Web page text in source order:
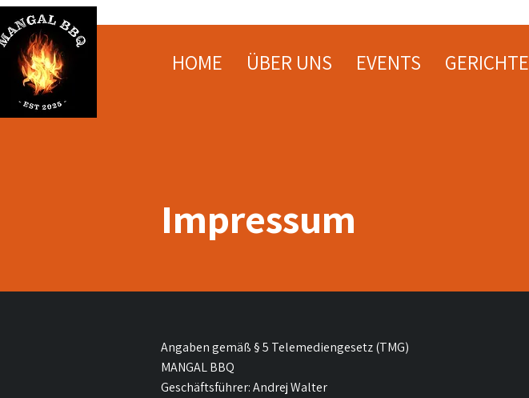
HOME ÜBER UNS EVENTS GERICHTE
Impressum
Angaben gemäß § 5 Telemediengesetz (TMG)
MANGAL BBQ
Geschäftsführer: Andrej Walter